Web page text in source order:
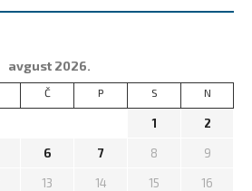
avgust 2026.
Č P S N
1 2
6 7 8 9
13 14 15 16